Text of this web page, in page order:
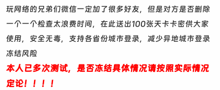
玩网络的兄弟们微信一定加了很多好友，但是对方是否删除
一个一个检查太浪费时间，在此送出100张天卡卡密供大家
使用，安全无毒，支持各省份城市登录，减少异地城市登录
冻结风险
本人已多次测试，是否冻结具体情况请按照实际情况
定论！！！！